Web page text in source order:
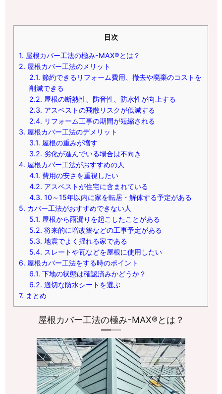
目次
1. 屋根カバー工法の極みｰMAX®とは？
2. 屋根カバー工法のメリット
2.1. 節約できるリフォーム費用、撤去や廃棄のコストを
削減できる
2.2. 屋根の断熱性、防音性、防水性が向上する
2.3. アスベストの飛散リスクが低減する
2.4. リフォーム工事の期間が短縮される
3. 屋根カバー工法のデメリット
3.1. 屋根の重みが増す
3.2. 劣化が進んでいる場合は不向き
4. 屋根カバー工法がおすすめの人
4.1. 費用の安さを重視したい
4.2. アスベストが住宅に含まれている
4.3. 10～15年以内に家を転居・解体する予定がある
5. カバー工法がおすすめできない人
5.1. 屋根から雨漏りを起こしたことがある
5.2. 将来的に増改築などの工事予定がある
5.3. 地震でよく揺れる家である
5.4. スレートや瓦などを屋根に使用したい
6. 屋根カバー工法をする時のポイント
6.1. 下地の状態は確認済みかどうか？
6.2. 適切な防水シートを選ぶ
7. まとめ
屋根カバー工法の極みｰMAX®とは？